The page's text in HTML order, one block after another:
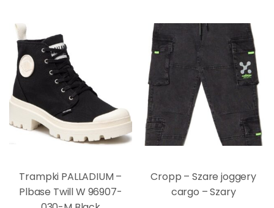
Trampki PALLADIUM –
Plbase Twill W 96907-
Cropp – Szare joggery
cargo – Szary